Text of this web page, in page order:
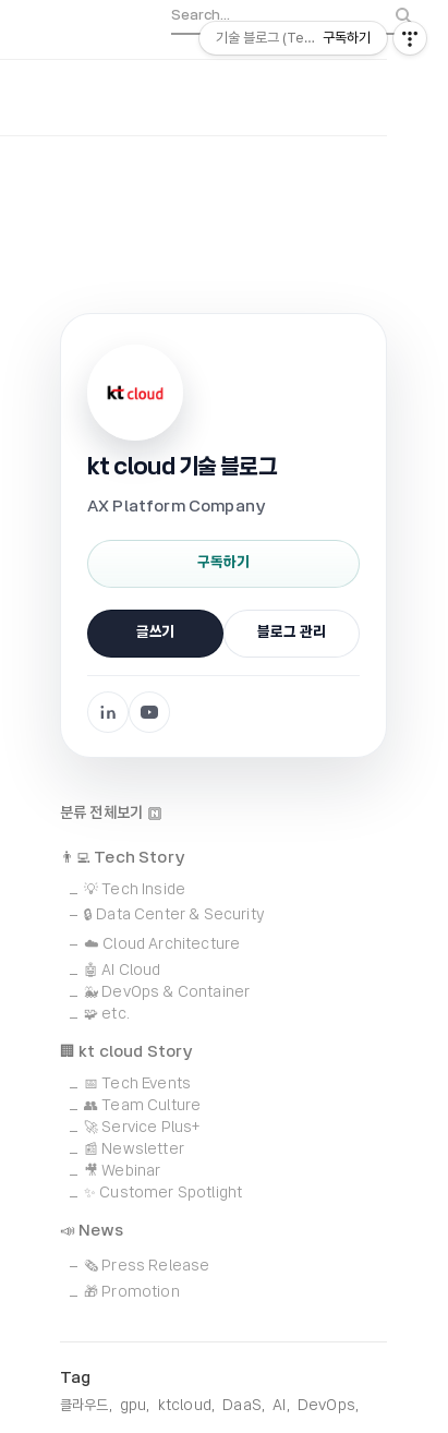
kt cloud 기술 블로그
AX Platform Company
구독하기
글쓰기 블로그 관리
분류 전체보기
👨‍💻 Tech Story
💡 Tech Inside
🔒 Data Center & Security
☁️ Cloud Architecture
🤖 AI Cloud
🐳 DevOps & Container
🧩 etc.
🏢 kt cloud Story
📅 Tech Events
👥 Team Culture
🚀 Service Plus+
📰 Newsletter
🎥 Webinar
✨ Customer Spotlight
📣 News
🗞️ Press Release
🎁 Promotion
Tag
클라우드, gpu, ktcloud, DaaS, AI, DevOps,
기술 블로그 (Tech) | kt cloud
구독하기